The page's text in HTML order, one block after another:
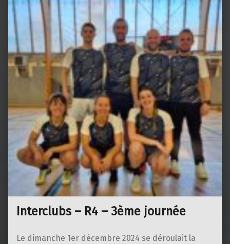
Interclubs – R4 – 3ème journée
Le dimanche 1er décembre 2024 se déroulait la